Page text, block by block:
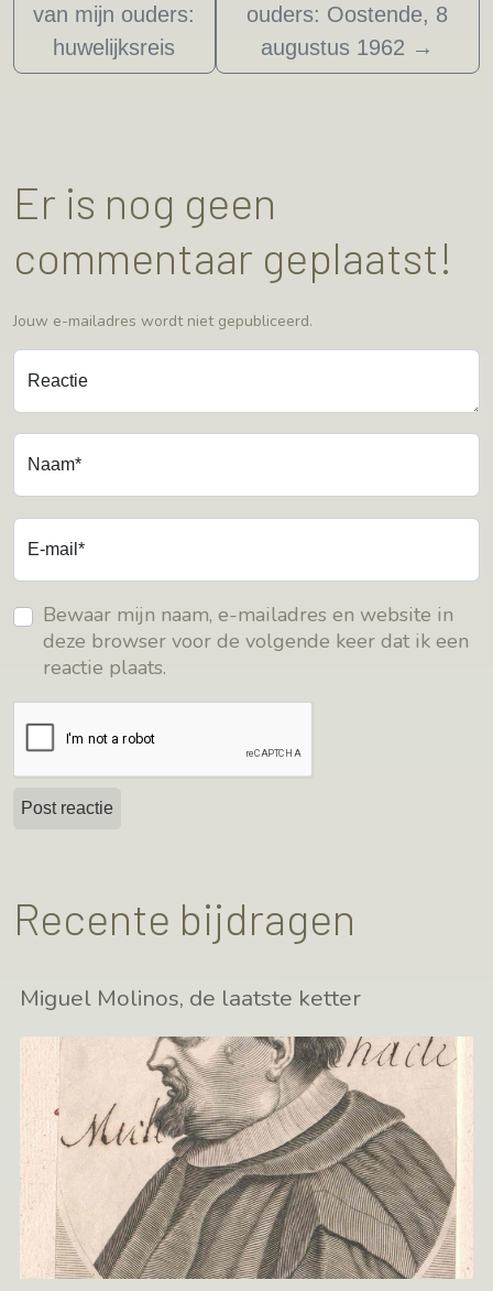
van mijn ouders:
huwelijksreis
ouders: Oostende, 8
augustus 1962 →
Er is nog geen
commentaar geplaatst!
Jouw e-mailadres wordt niet gepubliceerd.
Reactie
Naam*
E-mail*
Bewaar mijn naam, e-mailadres en website in
deze browser voor de volgende keer dat ik een
reactie plaats.
Recente bijdragen
Miguel Molinos, de laatste ketter